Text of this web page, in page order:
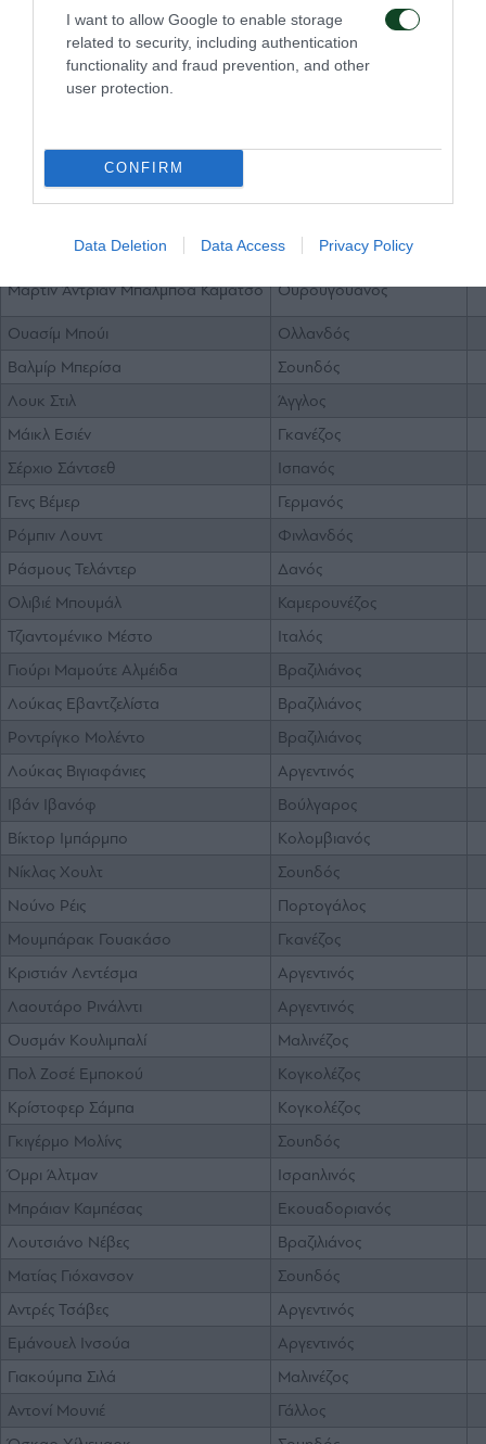
I want to allow Google to enable storage
related to security, including authentication
functionality and fraud prevention, and other
user protection.
CONFIRM
Data Deletion Data Access Privacy Policy
Γκόρντον Σίλντενφελντ
Κροάτης
Νταβίντ Μέντες
Ολλανδός
Κροάτης
Ντάνιελ Πράνιτς
Κροάτης
Αμπντούλ Ατζαγκούν
Μάρκους Μπεργκ
Σουηδός
Μάρτιν Άντριαν Μπαλμπόα Καμάτσο Ουρουγουανός
Ουασίμ Μπούι
Ολλανδός
Βαλμίρ Μπερίσα
Σουηδός
Λουκ Στιλ
Άγγλος
Μάικλ Εσιέν
Γκανέζος
Σέρχιο Σάντσεθ
Ισπανός
Γενς Βέμερ
Γερμανός
Ρόμπιν Λουντ
Φινλανδός
Ράσμους Τελάντερ
Δανός
Ολιβιέ Μπουμάλ
Καμερουνέζος
Τζιαντομένικο Μέστο
Ιταλός
Γιούρι Μαμούτε Αλμέιδα
Βραζιλιάνος
Λούκας Εβαντζελίστα
Βραζιλιάνος
Ροντρίγκο Μολέντο
Βραζιλιάνος
Λούκας Βιγιαφάνιες
Αργεντινός
Ιβάν Ιβανόφ
Βούλγαρος
Βίκτορ Ιμπάρμπο
Κολομβιανός
Νίκλας Χουλτ
Σουηδός
Νούνο Ρέις
Πορτογάλος
Μουμπάρακ Γουακάσο
Γκανέζος
Κριστιάν Λεντέσμα
Αργεντινός
Λαουτάρο Ρινάλντι
Αργεντινός
Ουσμάν Κουλιμπαλί
Μαλινέζος
Πολ Ζοσέ Εμποκού
Κογκολέζος
Κρίστοφερ Σάμπα
Κογκολέζος
Γκιγέρμο Μολίνς
Σουηδός
Όμρι Άλτμαν
Ισραηλινός
Μπράιαν Καμπέσας
Εκουαδοριανός
Λουτσιάνο Νέβες
Βραζιλιάνος
Ματίας Γιόχανσον
Σουηδός
Αντρές Τσάβες
Αργεντινός
Εμάνουελ Ινσούα
Αργεντινός
Γιακούμπα Σιλά
Μαλινέζος
Αντονί Μουνιέ
Γάλλος